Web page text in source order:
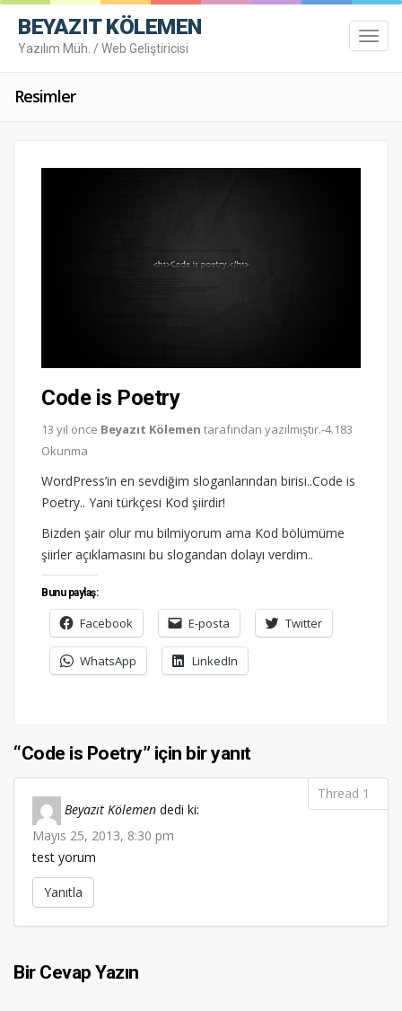
BEYAZIT KÖLEMEN
Yazılım Müh. / Web Geliştiricisi
Resimler
Code is Poetry
13 yıl önce Beyazıt Kölemen tarafından yazılmıştır.-4.183
Okunma
WordPress’in en sevdiğim sloganlarından birisi..Code is
Poetry.. Yani türkçesi Kod şiirdir!
Bizden şair olur mu bilmiyorum ama Kod bölümüme
şiirler açıklamasını bu slogandan dolayı verdim..
Bunu paylaş:
Facebook E-posta Twitter
WhatsApp LinkedIn
“Code is Poetry” için bir yanıt
Beyazıt Kölemen dedi ki:
Mayıs 25, 2013, 8:30 pm
test yorum
Yanıtla
Bir Cevap Yazın